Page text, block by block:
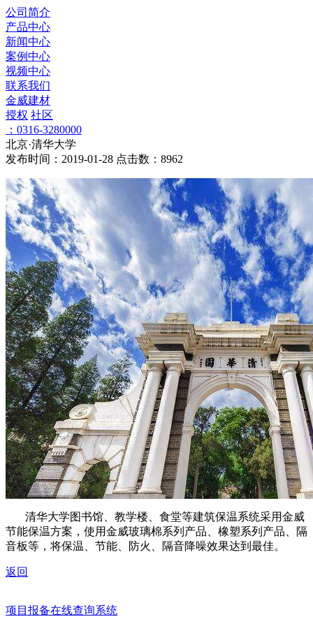
公司简介
产品中心
新闻中心
案例中心
视频中心
联系我们
金威建材
授权 社区
：0316-3280000
北京·清华大学
发布时间：2019-01-28 点击数：8962
清华大学图书馆、教学楼、食堂等建筑保温系统采用金威
节能保温方案，使用金威玻璃棉系列产品、橡塑系列产品、隔
音板等，将保温、节能、防火、隔音降噪效果达到最佳。
返回
项目报备在线查询系统